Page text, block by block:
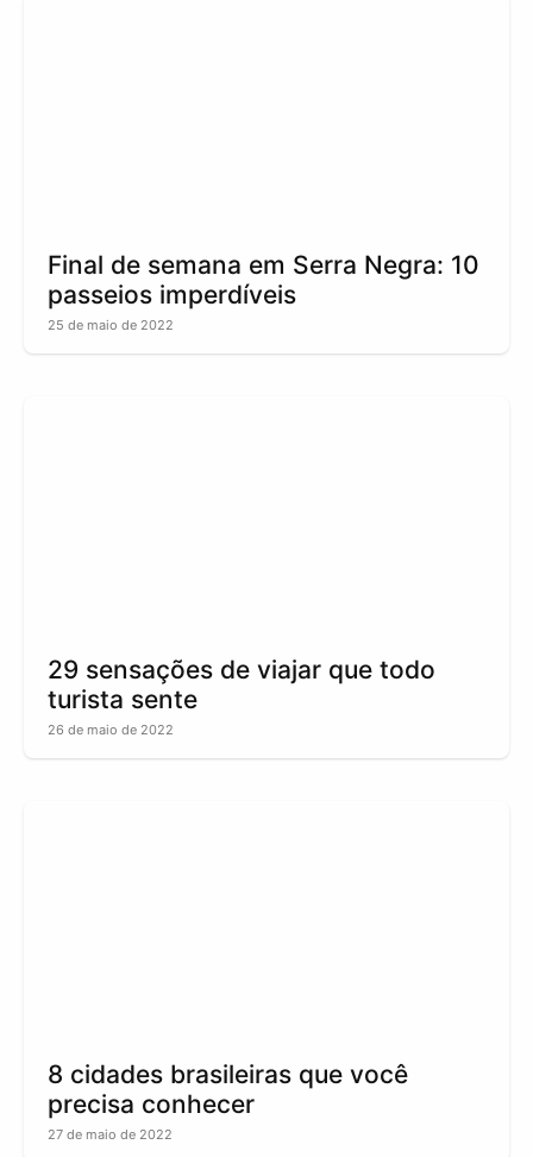
Final de semana em Serra Negra: 10
passeios imperdíveis
25 de maio de 2022
29 sensações de viajar que todo
turista sente
26 de maio de 2022
8 cidades brasileiras que você
precisa conhecer
27 de maio de 2022